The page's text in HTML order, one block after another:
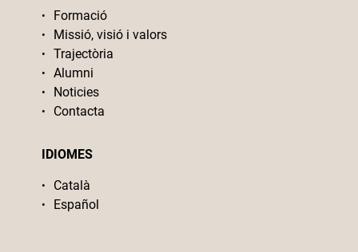
Formació
Missió, visió i valors
Trajectòria
Alumni
Noticies
Contacta
IDIOMES
Català
Español